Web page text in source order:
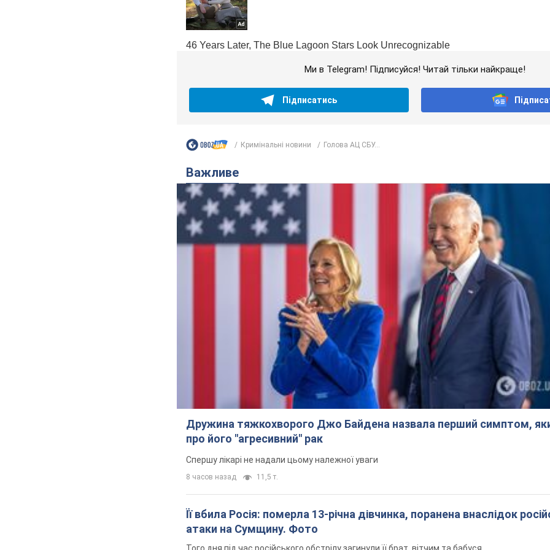
Ми в Telegram! Підписуйся! Читай тільки найкраще!
Підписатись
Кримінальні новини Голова АЦ СБУ...
Важливе
Дружина тяжкохворого Джо Байдена назвала перший симптом,
про його "агресивний" рак
Спершу лікарі не надали цьому належної уваги
8 часов назад 11,5 т.
Її вбила Росія: померла 13-річна дівчинка, поранена внаслідок
атаки на Сумщину. Фото